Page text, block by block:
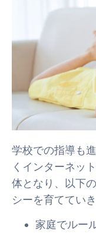
学校での指導も
くインターネッ
体となり、以下
シーを育ててい
家庭でルー